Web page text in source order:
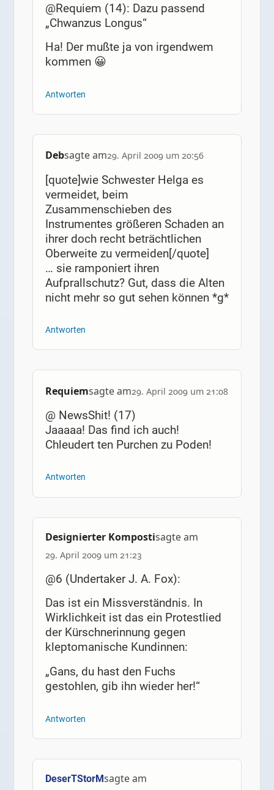
@Requiem (14): Dazu passend
„Chwanzus Longus“
Ha! Der mußte ja von irgendwem
kommen 😀
Antworten
Debsagte am29. April 2009 um 20:56
[quote]wie Schwester Helga es
vermeidet, beim
Zusammenschieben des
Instrumentes größeren Schaden an
ihrer doch recht beträchtlichen
Oberweite zu vermeiden[/quote]
… sie ramponiert ihren
Aufprallschutz? Gut, dass die Alten
nicht mehr so gut sehen können *g*
Antworten
Requiemsagte am29. April 2009 um 21:08
@ NewsShit! (17)
Jaaaaa! Das find ich auch!
Chleudert ten Purchen zu Poden!
Antworten
Designierter Kompostisagte am
29. April 2009 um 21:23
@6 (Undertaker J. A. Fox):
Das ist ein Missverständnis. In
Wirklichkeit ist das ein Protestlied
der Kürschnerinnung gegen
kleptomanische Kundinnen:
„Gans, du hast den Fuchs
gestohlen, gib ihn wieder her!“
Antworten
DeserTStorMsagte am